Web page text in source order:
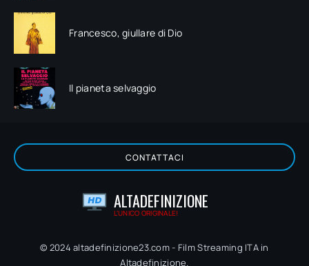
Francesco, giullare di Dio
Il pianeta selvaggio
CONTATTACI
ALTADEFINIZIONE
L'UNICO ORIGINALE!
© 2024 altadefinizione23.com - Film Streaming ITA in
Altadefinizione.